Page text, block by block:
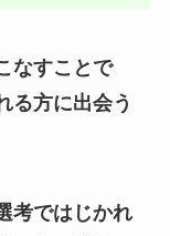
なすことで
る方に出会う
考ではじかれ